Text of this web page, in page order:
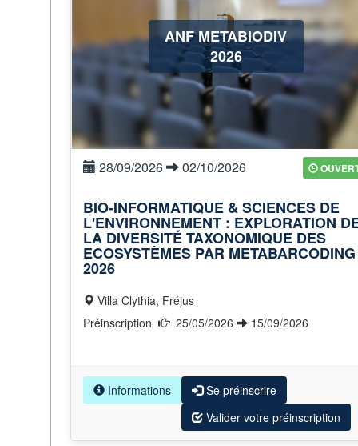
ANF METABIODIV
2026
28/09/2026 02/10/2026
BIO-INFORMATIQUE & SCIENCES DE
L'ENVIRONNEMENT : EXPLORATION
LA DIVERSITÉ TAXONOMIQUE DES
ECOSYSTÈMES PAR METABARCODING
2026
Villa Clythia, Fréjus
25/05/2026 15/09/2026
Informations
Se préinscrire
Valider votre préinscription